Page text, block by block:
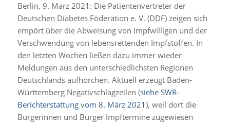
Berlin, 9. März 2021: Die Patientenvertreter der
Deutschen Diabetes Föderation e. V. (DDF) zeigen sich
empört über die Abweisung von Impfwilligen und der
Verschwendung von lebensrettenden Impfstoffen. In
den letzten Wochen ließen dazu immer wieder
Meldungen aus den unterschiedlichsten Regionen
Deutschlands aufhorchen. Aktuell erzeugt Baden-
Württemberg Negativschlagzeilen (siehe SWR-
Berichterstattung vom 8. März 2021), weil dort die
Bürgerinnen und Bürger Impftermine zugewiesen